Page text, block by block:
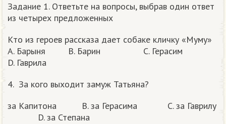
Задание 1. Ответьте на вопросы, выбрав один ответ
из четырех предложенных
Кто из героев рассказа дает собаке кличку «Муму»
А. Барыня В. Барин С. Герасим
D. Гаврила
4. За кого выходит замуж Татьяна?
за Капитона В. за Герасима С. за Гаврилу
D. за Степана​